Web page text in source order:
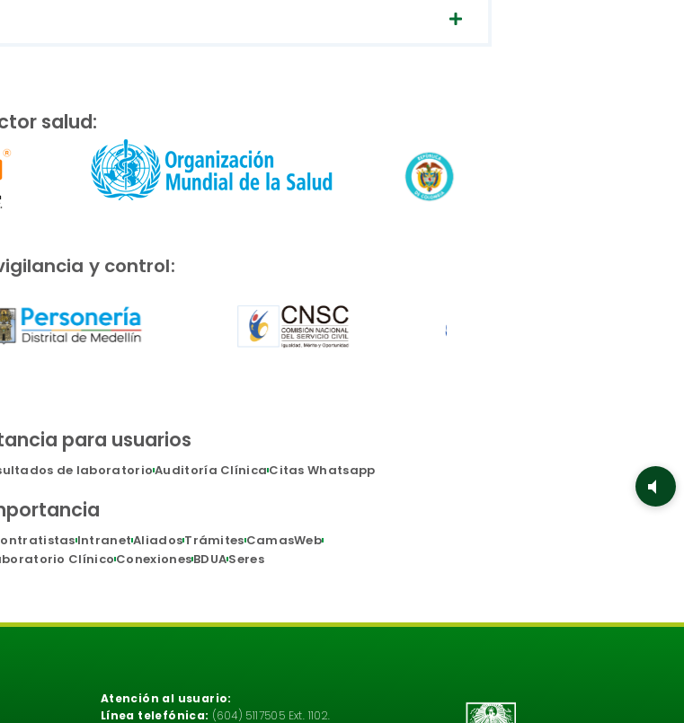
salud:
y control:
para usuarios
de laboratorioAuditoría ClínicaCitas Whatsapp
IntranetAliadosTrámitesCamasWeb
ClínicoConexionesBDUASeres
Atención al usuario:
Línea telefónica: (604) 5117505 Ext. 1102.